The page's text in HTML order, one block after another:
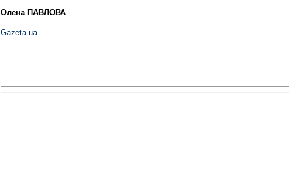
Олена ПАВЛОВА
Gazeta.ua